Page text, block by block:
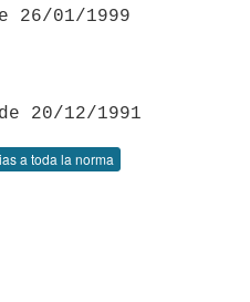
26/01/1999
a toda la norma